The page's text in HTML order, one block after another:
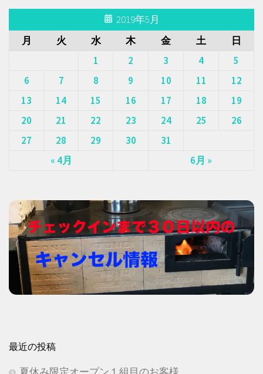
2019年5月
月
火 水 木 金 土 日
« 4月 6月 »
1 2 3 4
5
6
7 8 9 10 11
12
13
14 15 16 17 18
19
20
21 22 23 24 25
26
27
28 29 30 31
最近の投稿